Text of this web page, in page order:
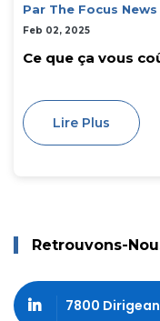
Par The Focus News
Feb 02, 2025
Ce que ça vous
Lire Plus
Retrouvons-
7800